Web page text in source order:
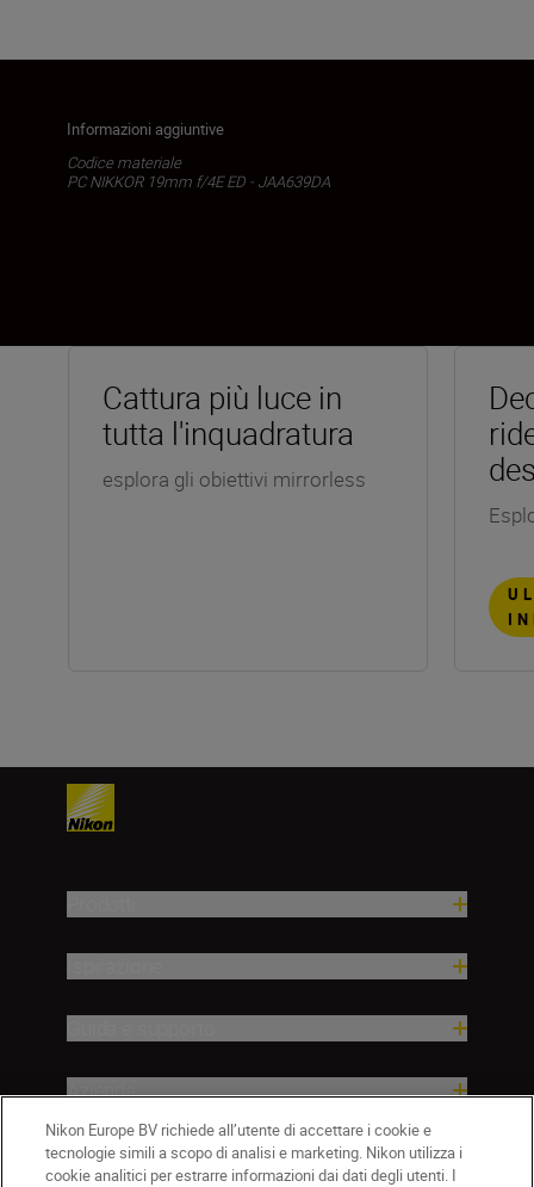
Informazioni aggiuntive
Codice materiale
PC NIKKOR 19mm f/4E ED - JAA639DA
Cattura più luce in
tutta l'inquadratura
esplora gli obiettivi mirrorless
Azienda
Nikon Europe BV richiede all’utente di accettare i cookie e
tecnologie simili a scopo di analisi e marketing. Nikon utilizza i
cookie analitici per estrarre informazioni dai dati degli utenti. I